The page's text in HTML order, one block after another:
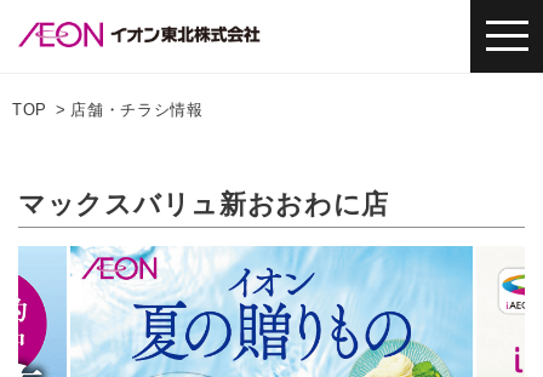
TOP 店舗・チラシ情報
マックスバリュ新おおわに店